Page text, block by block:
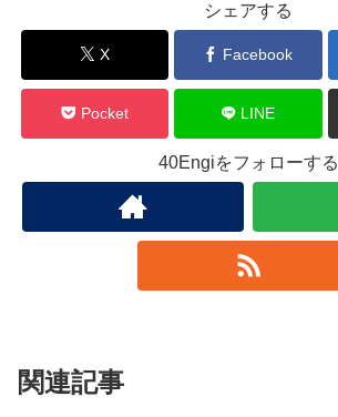
シェアする
X Facebook
Pocket LINE
40Engiをフォローする
関連記事